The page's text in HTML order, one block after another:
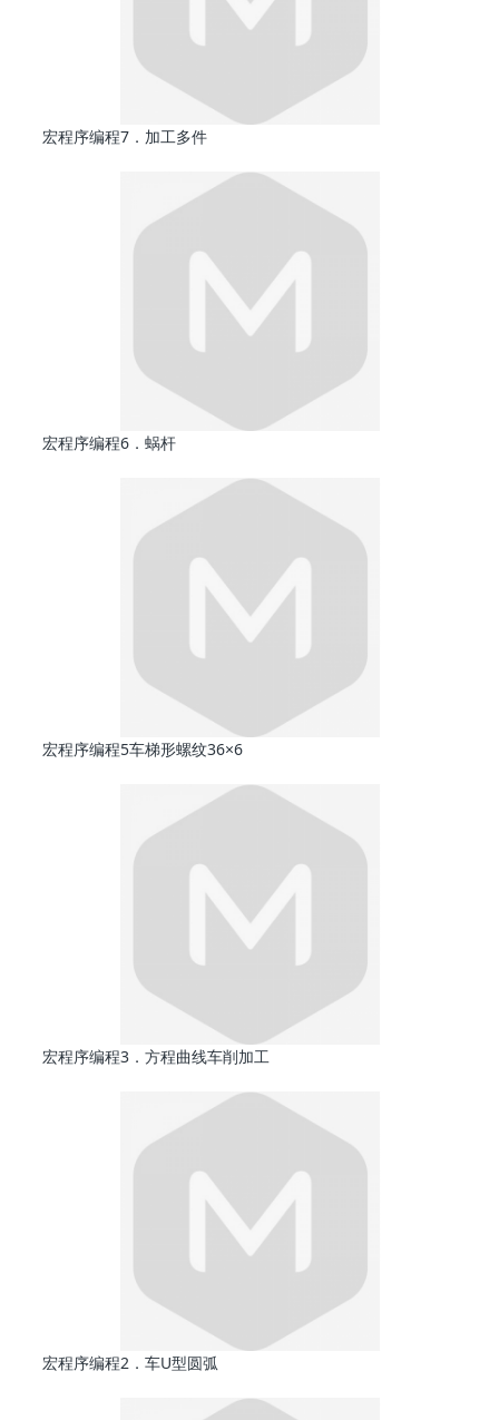
宏程序编程7．加工多件
宏程序编程6．蜗杆
宏程序编程5车梯形螺纹36×6
宏程序编程3．方程曲线车削加工
宏程序编程2．车U型圆弧